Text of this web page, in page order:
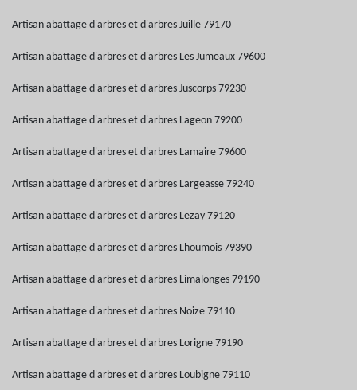
Artisan abattage d'arbres et d'arbres Juille 79170
Artisan abattage d'arbres et d'arbres Les Jumeaux 79600
Artisan abattage d'arbres et d'arbres Juscorps 79230
Artisan abattage d'arbres et d'arbres Lageon 79200
Artisan abattage d'arbres et d'arbres Lamaire 79600
Artisan abattage d'arbres et d'arbres Largeasse 79240
Artisan abattage d'arbres et d'arbres Lezay 79120
Artisan abattage d'arbres et d'arbres Lhoumois 79390
Artisan abattage d'arbres et d'arbres Limalonges 79190
Artisan abattage d'arbres et d'arbres Noize 79110
Artisan abattage d'arbres et d'arbres Lorigne 79190
Artisan abattage d'arbres et d'arbres Loubigne 79110